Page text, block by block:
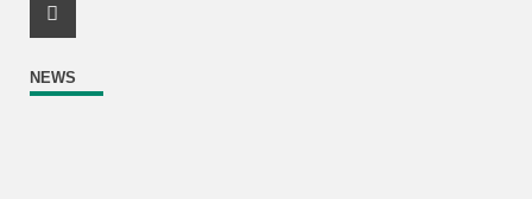
NEWS